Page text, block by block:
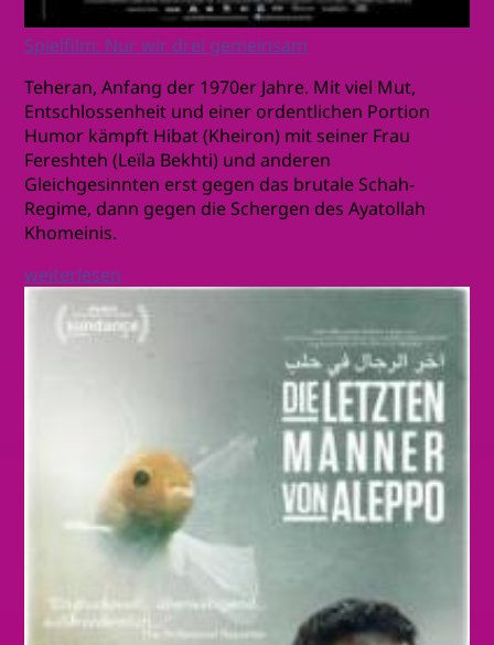
Spielfilm: Nur wir drei gemeinsam
Teheran, Anfang der 1970er Jahre. Mit viel Mut,
Entschlossenheit und einer ordentlichen Portion
Humor kämpft Hibat (Kheiron) mit seiner Frau
Fereshteh (Leïla Bekhti) und anderen
Gleichgesinnten erst gegen das brutale Schah-
Regime, dann gegen die Schergen des Ayatollah
Khomeinis.
weiterlesen